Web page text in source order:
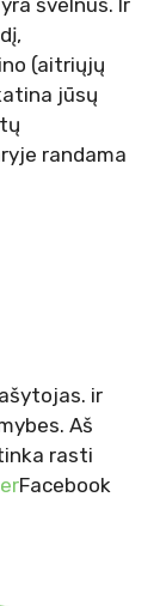
švelnus. Ir
(aitriųjų
jūsų
randama
ir
Aš
rasti
Facebook